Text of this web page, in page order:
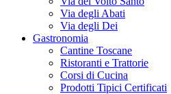
Via degli Abati
Via degli Dei
Gastronomia
Cantine Toscane
Ristoranti e Trattorie
Corsi di Cucina
Prodotti Tipici Certificati